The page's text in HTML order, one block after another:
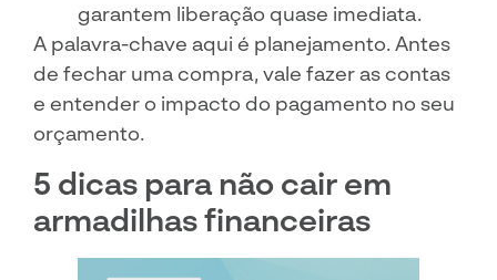
garantem liberação quase imediata.
A palavra-chave aqui é planejamento. Antes
de fechar uma compra, vale fazer as contas
e entender o impacto do pagamento no seu
orçamento.
5 dicas para não cair em
armadilhas financeiras